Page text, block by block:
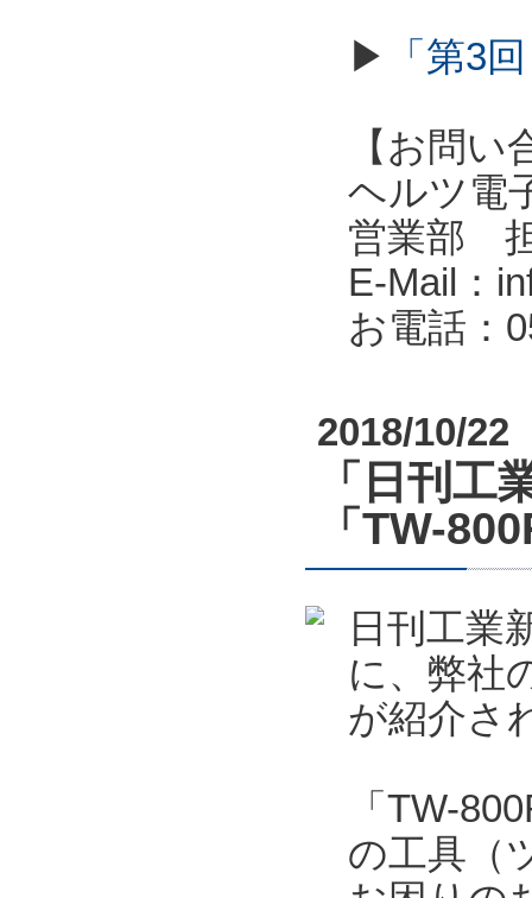
▶ 「第3
【お問い
ヘルツ電
営業部
E-Mail：
お電話：
2018/10/22
「日刊工
「TW-
日刊工業
に、弊社
が紹介さ
「TW-
の工具（